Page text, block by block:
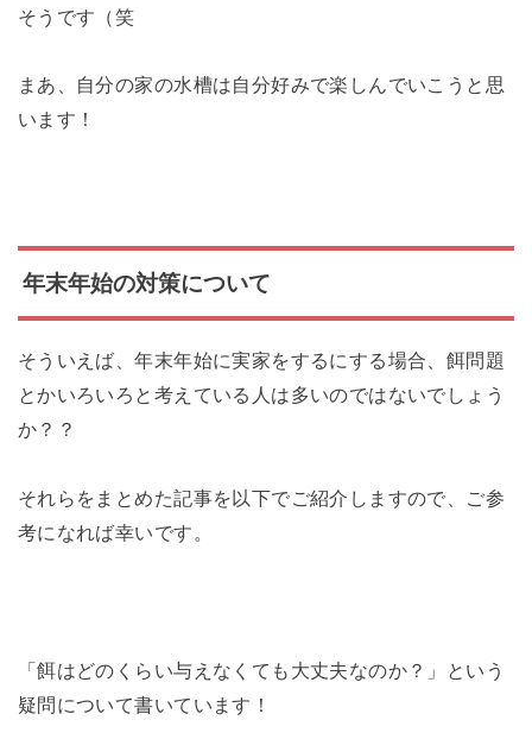
そうです（笑
まあ、自分の家の水槽は自分好みで楽しんでいこうと思
います！
年末年始の対策について
そういえば、年末年始に実家をするにする場合、餌問題
とかいろいろと考えている人は多いのではないでしょう
か？？
それらをまとめた記事を以下でご紹介しますので、ご参
考になれば幸いです。
「餌はどのくらい与えなくても大丈夫なのか？」という
疑問について書いています！